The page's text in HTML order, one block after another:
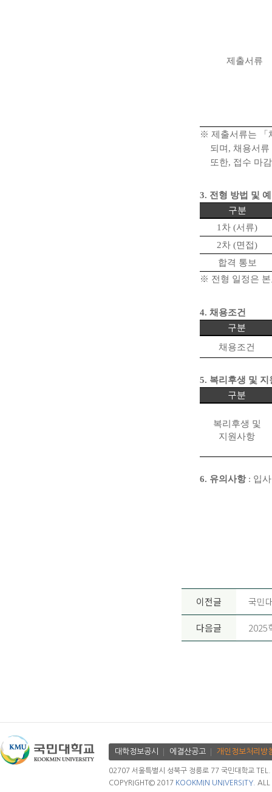
제출서류
※ 제출서류는 「
되며 ,채용서류
또한, 접수 마
3. 전형 방법 및
구분
1 차 (서류)
2차 (면접)
합격 통보
※ 전형 일정은
4. 채용조건
구분
채용조건
5. 복리후생 및 지
구분
복리후생 및
지원사항
6. 유의사항: 입
이전글 국민
다음글 2025
대학정보공시 에결산공고 개인정보처리방
02707 서울특별시 성북구 정릉로 77 국민대학교
COPYRIGHT© 2017 KOOKMIN UNIVERSITY. ALL